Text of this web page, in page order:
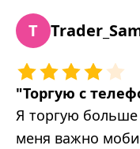
T
" Торгую с
Я торгую больше
меня важно